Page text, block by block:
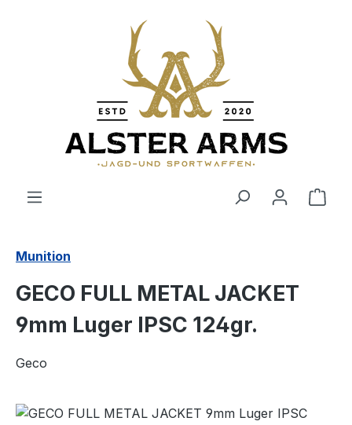
Zum Hauptinhalt springen
Munition
GECO FULL METAL JACKET
9mm Luger IPSC 124gr.
Geco
Bildergalerie überspringen